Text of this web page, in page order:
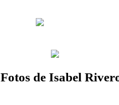
Fotos de Isabel